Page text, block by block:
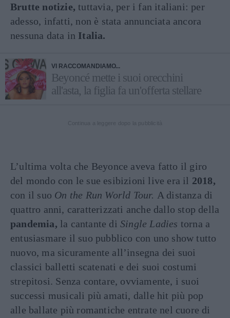
Brutte notizie, tuttavia, per i fan italiani: per
adesso, infatti, non è stata annunciata ancora
nessuna data in Italia.
VI RACCOMANDIAMO...
Beyoncé mette i suoi orecchini
all'asta, la figlia fa un'offerta stellare
L’ultima volta che Beyonce aveva fatto il giro
del mondo con le sue esibizioni live era il 2018,
con il suo On the Run World Tour. A distanza di
quattro anni, caratterizzati anche dallo stop della
pandemia, la cantante di Single Ladies torna a
entusiasmare il suo pubblico con uno show tutto
nuovo, ma sicuramente all’insegna dei suoi
classici balletti scatenati e dei suoi costumi
strepitosi. Senza contare, ovviamente, i suoi
successi musicali più amati, dalle hit più pop
alle ballate più romantiche entrate nel cuore di